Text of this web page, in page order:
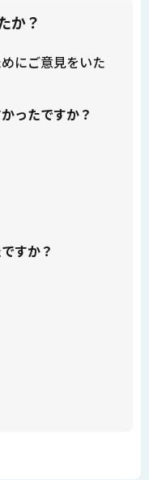
か？
にご意見をいた
ったですか？
すか？